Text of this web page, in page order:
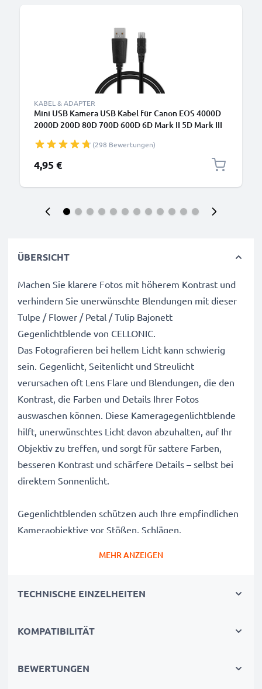
KABEL & ADAPTER
Mini USB Kamera USB Kabel für Canon EOS 4000D
2000D 200D 80D 700D 600D 6D Mark II 5D Mark III
Fotokameras - IFC-200U IFC-400PCU IFC-500U
Datenkabel 2.0, PVC Ladekabel
(298 Bewertungen)
4,95 €
ÜBERSICHT
Machen Sie klarere Fotos mit höherem Kontrast und
verhindern Sie unerwünschte Blendungen mit dieser
Tulpe / Flower / Petal / Tulip Bajonett
Gegenlichtblende von CELLONIC.
Das Fotografieren bei hellem Licht kann schwierig
sein. Gegenlicht, Seitenlicht und Streulicht
verursachen oft Lens Flare und Blendungen, die den
Kontrast, die Farben und Details Ihrer Fotos
auswaschen können. Diese Kameragegenlichtblende
hilft, unerwünschtes Licht davon abzuhalten, auf Ihr
Objektiv zu treffen, und sorgt für sattere Farben,
besseren Kontrast und schärfere Details – selbst bei
direktem Sonnenlicht.
Gegenlichtblenden schützen auch Ihre empfindlichen
Kameraobjektive vor Stößen, Schlägen,
Bajonett Gegenlichtblende von CELLONIC wählen?
MEHR ANZEIGEN
TECHNISCHE EINZELHEITEN
KOMPATIBILITÄT
BEWERTUNGEN